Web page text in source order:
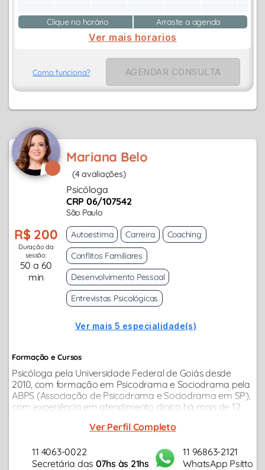
Clique no horário Arraste a agenda
Ver mais horarios
Como funciona? AGENDAR CONSULTA
Mariana Belo
(4 avaliações)
Psicóloga
CRP 06/107542
São Paulo
R$ 200
Duração da
sessão:
50 a 60
min
Autoestima Carreira
Coaching
Conflitos Familiares
Desenvolvimento Pessoal
Entrevistas Psicológicas
Ver mais 5 especialidade(s)
Formação e Cursos
Psicóloga pela Universidade Federal de Goiás desde
2010, com formação em Psicodrama e Sociodrama pela
ABPS (Associação de Psicodrama e Sociodrama em SP),
com experiência em atendimento clínico há mais de 12
Ver Perfil Completo
11 4063-0022
Secretária das 07hs às 21hs
11 96863-2121
WhatsApp Psitto